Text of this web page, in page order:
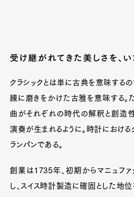
受け継がれてきた美しさを、
クラシックとは単に古典を意味するの
練に磨きをかけた古雅を意味する。
曲がそれぞれの時代の解釈と創造
演奏が生まれるように。時計における
ランパンである。
創業は1735年、初期からマニュフ
し、スイス時計製造に確固とした地